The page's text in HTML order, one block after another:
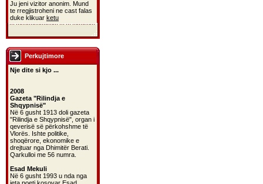
Ju jeni vizitor anonim. Mund
te rregjistroheni ne cast falas
duke klikuar ketu
Perkujtimore
Nje dite si kjo ...
2008
Gazeta "Rilindja e
Shqypnisë"
Në 6 gusht 1913 doli gazeta
"Rilindja e Shqypnisë", organ i
qeverisë së përkohshme të
Vlorës. Ishte politike,
shoqërore, ekonomike e
drejtuar nga Dhimitër Berati.
Qarkulloi me 56 numra.
Esad Mekuli
Në 6 gusht 1993 u nda nga